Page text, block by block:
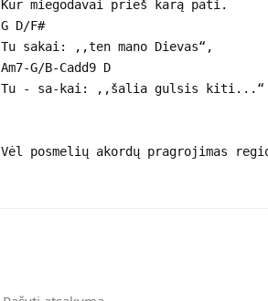
Kur miegodavai prieš karą pati.
G D/F#
Tu sakai: ,,ten mano Dievas“,
Am7-G/B-Cadd9 D
Tu - sa-kai: ,,šalia gulsis kiti...“
Vėl posmelių akordų pragrojimas